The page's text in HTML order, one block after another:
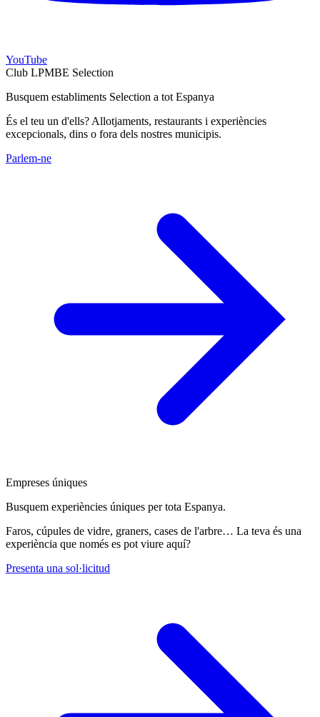
YouTube
Club LPMBE Selection
Busquem establiments Selection a tot Espanya
És el teu un d'ells? Allotjaments, restaurants i experiències
excepcionals, dins o fora dels nostres municipis.
Parlem-ne
Empreses úniques
Busquem experiències úniques per tota Espanya.
Faros, cúpules de vidre, graners, cases de l'arbre… La teva és una
experiència que només es pot viure aquí?
Presenta una sol·licitud